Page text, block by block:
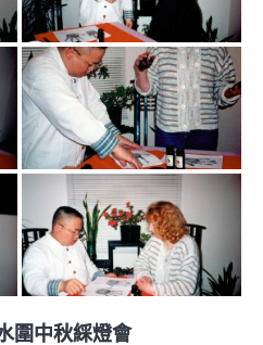
圍中秋綵燈會